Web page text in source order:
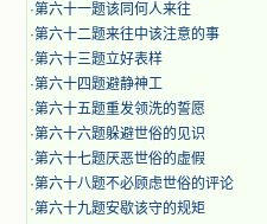
·第六十一题该同何人来往
·第六十二题来往中该注意的事
·第六十三题立好表样
·第六十四题避静神工
·第六十五题重发领洗的誓愿
·第六十六题躲避世俗的见识
·第六十七题厌恶世俗的虚假
·第六十八题不必顾虑世俗的评论
·第六十九题安歇该守的规矩